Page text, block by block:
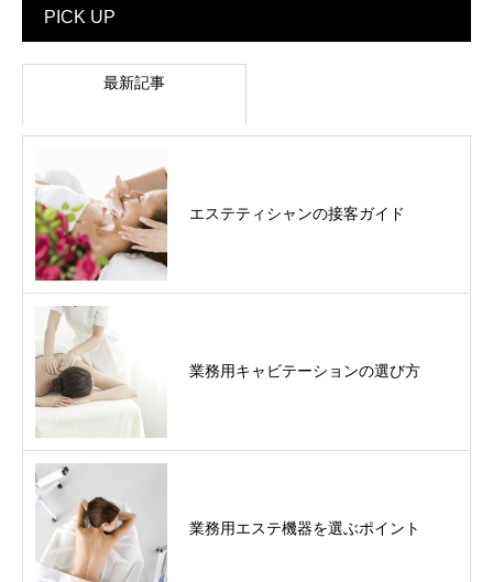
PICK UP
最新記事
エステティシャンの接客ガイド
業務用キャビテーションの選び方
業務用エステ機器を選ぶポイント